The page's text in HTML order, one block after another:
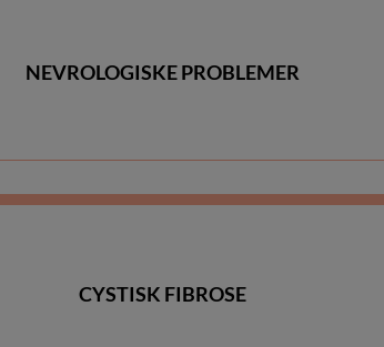
NEVROLOGISKE PROBLEMER
CYSTISK FIBROSE